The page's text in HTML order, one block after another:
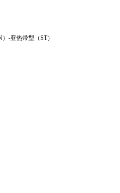
-亚热带型（ST）